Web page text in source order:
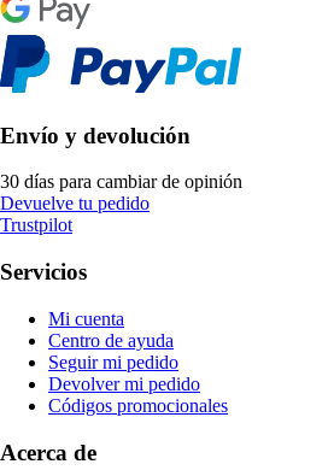
Envío y devolución
30 días para cambiar de opinión
Devuelve tu pedido
Trustpilot
Servicios
Mi cuenta
Centro de ayuda
Seguir mi pedido
Devolver mi pedido
Códigos promocionales
Acerca de